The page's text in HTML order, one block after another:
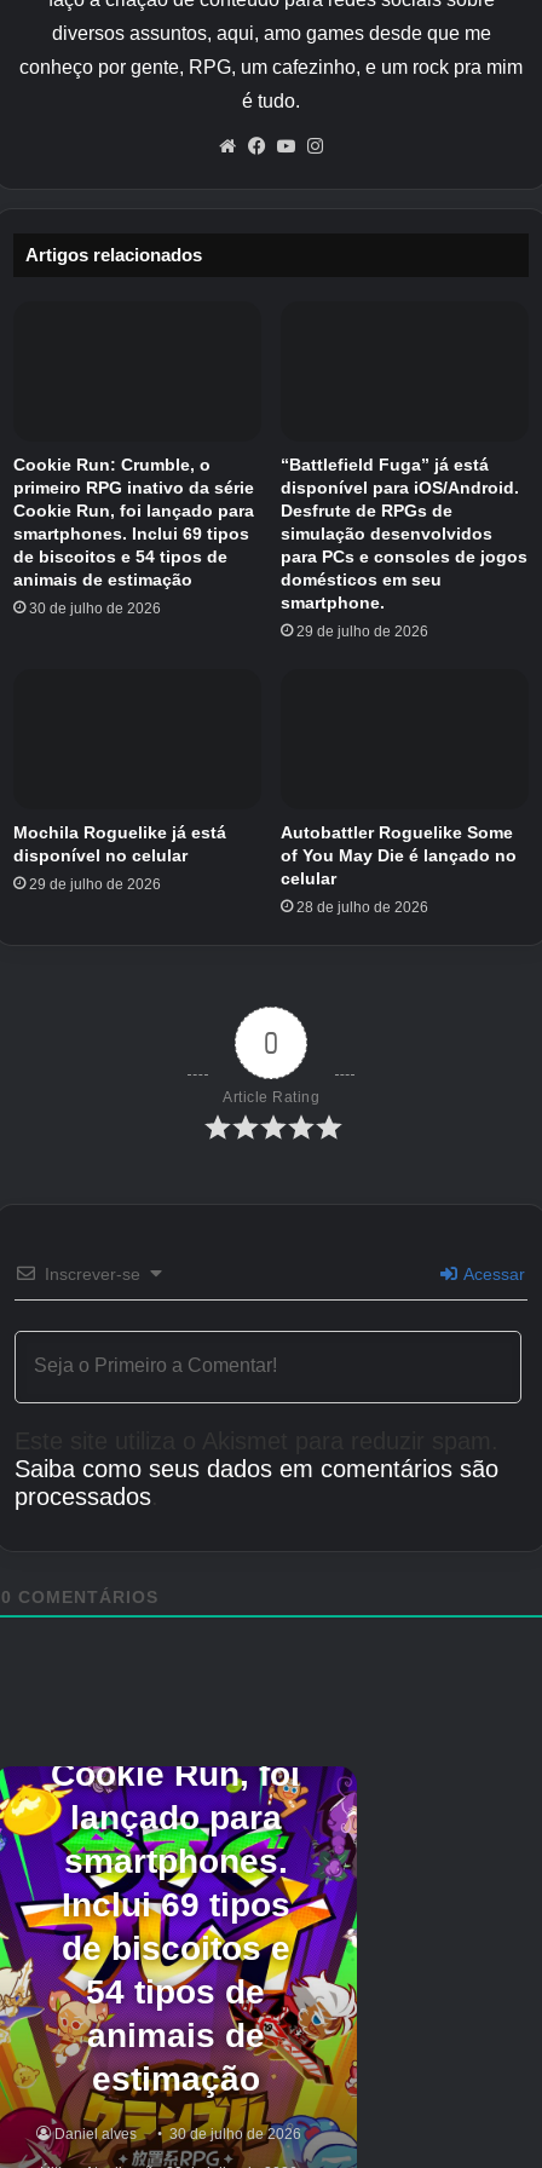
diversos assuntos, aqui, amo games desde que me
conheço por gente, RPG, um cafezinho, e um rock pra mim
é tudo.
WebsiteFacebook
YouTube
Artigos relacionados
Cookie Run: Crumble, o
primeiro RPG inativo da série
Cookie Run, foi lançado para
smartphones. Inclui 69 tipos
de biscoitos e 54 tipos de
animais de estimação
30 de julho de 2026
“Battlefield Fuga” já está
disponível para iOS/Android.
Desfrute de RPGs de
simulação desenvolvidos
para PCs e consoles de jogos
domésticos em seu
smartphone.
29 de julho de 2026
Mochila Roguelike já está
disponível no celular
29 de julho de 2026
Autobattler Roguelike Some
of You May Die é lançado no
celular
28 de julho de 2026
0
Article Rating
Inscrever-se Acessar
Saiba como seus dados em comentários são
processados.
0 COMENTÁRIOS